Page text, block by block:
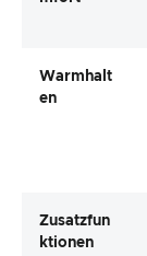
Warmhalt
En
Zusatzfun
Ktionen